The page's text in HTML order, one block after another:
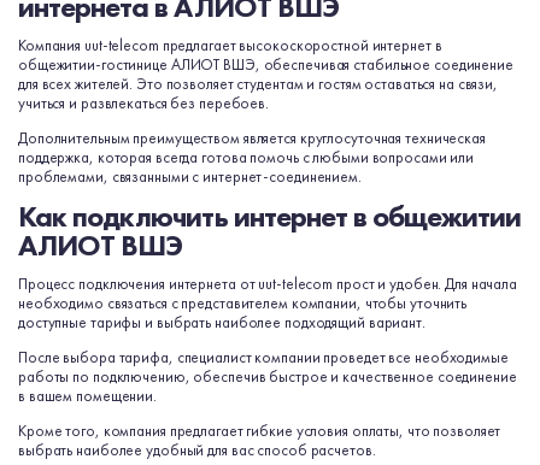
сообщениях группы ВК
Компания uut-telecom предлагает высокоскоростной интернет в
общежитии-гостинице АЛИОТ ВШЭ, обеспечивая стабильное соединение
для всех жителей. Это позволяет студентам и гостям оставаться на связи,
учиться и развлекаться без перебоев.
Дополнительным преимуществом является круглосуточная техническая
поддержка, которая всегда готова помочь с любыми вопросами или
проблемами, связанными с интернет-соединением.
Как подключить интернет в общежитии
АЛИОТ ВШЭ
Процесс подключения интернета от uut-telecom прост и удобен. Для начала
необходимо связаться с представителем компании, чтобы уточнить
доступные тарифы и выбрать наиболее подходящий вариант.
После выбора тарифа, специалист компании проведет все необходимые
работы по подключению, обеспечив быстрое и качественное соединение
в вашем помещении.
Кроме того, компания предлагает гибкие условия оплаты, что позволяет
выбрать наиболее удобный для вас способ расчетов.